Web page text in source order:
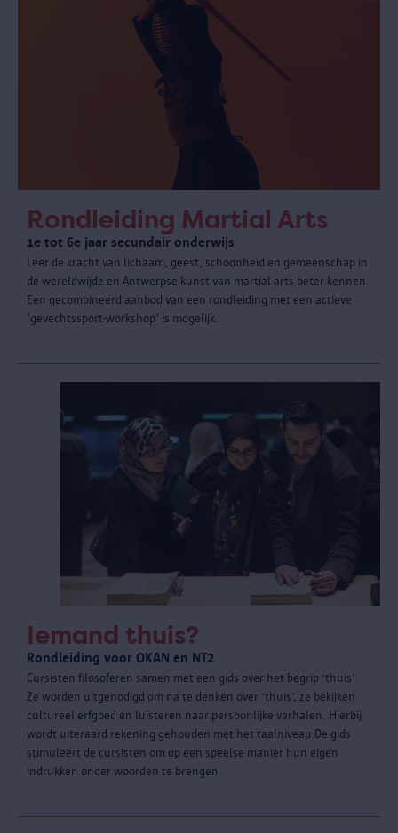
Rondleiding Martial Arts
1e tot 6e jaar secundair onderwijs
Leer de kracht van lichaam, geest, schoonheid en gemeenschap in
de wereldwijde en Antwerpse kunst van martial arts beter kennen.
Een gecombineerd aanbod van een rondleiding met een actieve
'gevechtssport-workshop' is mogelijk.
Iemand thuis?
Rondleiding voor OKAN en NT2
Cursisten filosoferen samen met een gids over het begrip ‘thuis’.
Ze worden uitgenodigd om na te denken over ‘thuis’, ze bekijken
cultureel erfgoed en luisteren naar persoonlijke verhalen. Hierbij
wordt uiteraard rekening gehouden met het taalniveau De gids
stimuleert de cursisten om op een speelse manier hun eigen
indrukken onder woorden te brengen.